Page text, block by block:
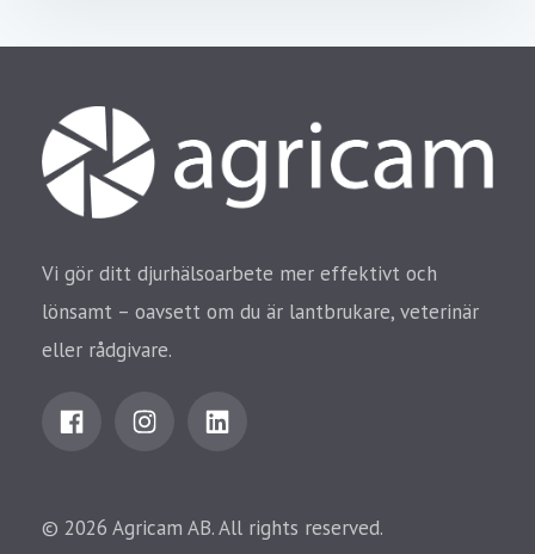
Vi gör ditt djurhälsoarbete mer effektivt och
lönsamt – oavsett om du är lantbrukare, veterinär
eller rådgivare.
© 2026 Agricam AB. All rights reserved.